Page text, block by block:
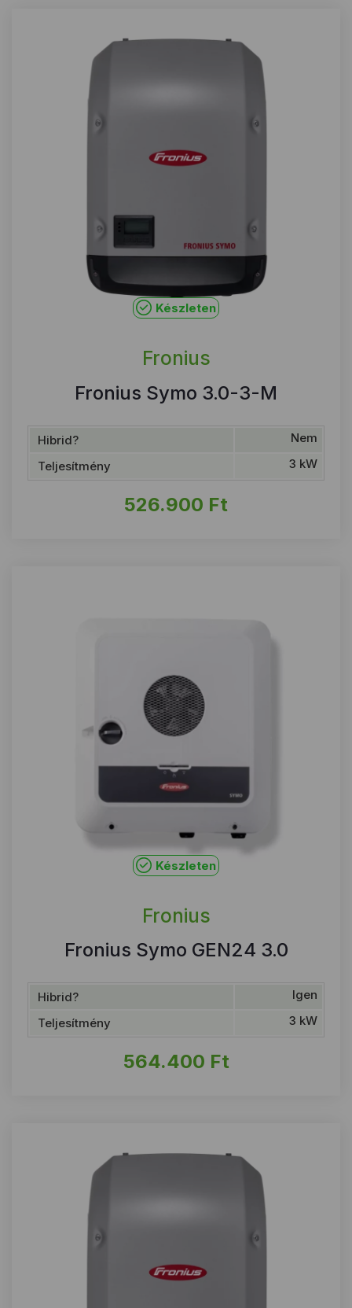
Készleten
Fronius
Fronius Symo 3.0-3-M
Hibrid?
Nem
Teljesítmény
3 kW
526.900 Ft
Készleten
Fronius
Fronius Symo GEN24 3.0
Hibrid?
Igen
Teljesítmény
3 kW
564.400 Ft